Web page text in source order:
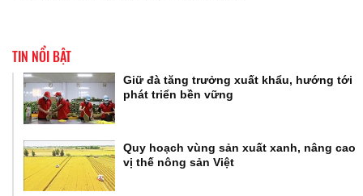
TIN NỔI BẬT
Giữ đà tăng trưởng xuất khẩu, hướng tới
phát triển bền vững
Quy hoạch vùng sản xuất xanh, nâng cao
vị thế nông sản Việt